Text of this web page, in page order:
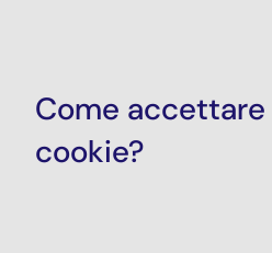
Come
cookie?